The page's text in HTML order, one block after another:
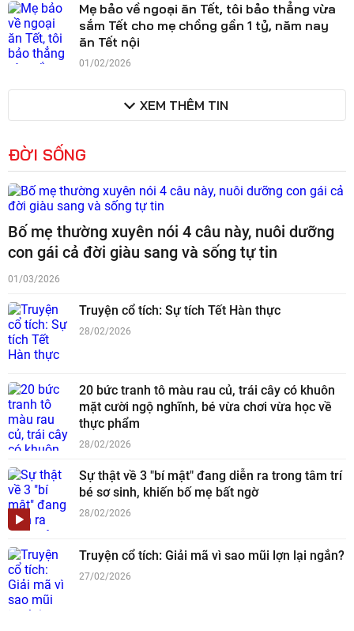
Mẹ bảo về ngoại ăn Tết, tôi bảo thẳng vừa
sắm Tết cho mẹ chồng gần 1 tỷ, năm nay
ăn Tết nội
01/02/2026
XEM THÊM TIN
ĐỜI SỐNG
Bố mẹ thường xuyên nói 4 câu này, nuôi dưỡng
con gái cả đời giàu sang và sống tự tin
01/03/2026
Truyện cổ tích: Sự tích Tết Hàn thực
28/02/2026
20 bức tranh tô màu rau củ, trái cây có khuôn
mặt cười ngộ nghĩnh, bé vừa chơi vừa học về
thực phẩm
28/02/2026
Sự thật về 3 "bí mật" đang diễn ra trong tâm trí
bé sơ sinh, khiến bố mẹ bất ngờ
28/02/2026
Truyện cổ tích: Giải mã vì sao mũi lợn lại ngắn?
27/02/2026